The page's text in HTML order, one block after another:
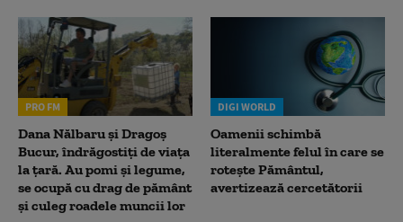
PRO FM
Dana Nălbaru și Dragoș
Bucur, îndrăgostiți de viața
la țară. Au pomi și legume,
se ocupă cu drag de pământ
și culeg roadele muncii lor
DIGI WORLD
Oamenii schimbă
literalmente felul în care se
rotește Pământul,
avertizează cercetătorii